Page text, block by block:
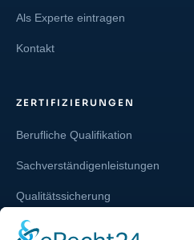
Als Experte eintragen
Kontakt
ZERTIFIZIERUNGEN
Berufliche Qualifikation
Sachverständigenleistungen
Qualitätssicherung
Weiterbildung und Schulung